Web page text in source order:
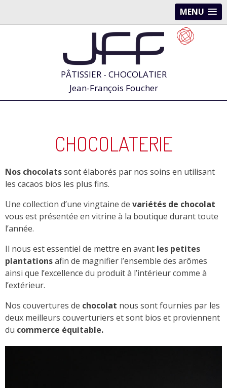
MENU
PÂTISSIER - CHOCOLATIER
Jean-François Foucher
CHOCOLATERIE
Nos chocolatssont élaborés par nos soins en utilisant
les cacaos bios les plus fins.
Une collection d’une vingtaine de variétés de chocolat
vous est présentée en vitrine à la boutique durant toute
l’année.
Il nous est essentiel de mettre en avant les petites
plantationsafin de magnifier l’ensemble des arômes
ainsi que l’excellence du produit à l’intérieur comme à
l’extérieur.
Nos couvertures de chocolat nous sont fournies par les
deux meilleurs couverturiers et sont bios et proviennent
du commerce équitable.